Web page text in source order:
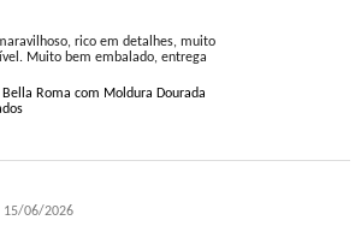
rico em detalhes, muito
Muito bem embalado, entrega
Roma com Moldura Dourada
15/06/2026